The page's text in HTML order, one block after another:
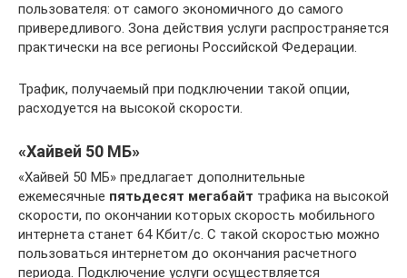
пользователя: от самого экономичного до самого
привередливого. Зона действия услуги распространяется
практически на все регионы Российской Федерации.
Трафик, получаемый при подключении такой опции,
расходуется на высокой скорости.
«Хайвей 50 МБ»
«Хайвей 50 МБ» предлагает дополнительные
ежемесячные пятьдесят мегабайт трафика на высокой
скорости, по окончании которых скорость мобильного
интернета станет 64 Кбит/с. С такой скоростью можно
пользоваться интернетом до окончания расчетного
периода. Подключение услуги осуществляется